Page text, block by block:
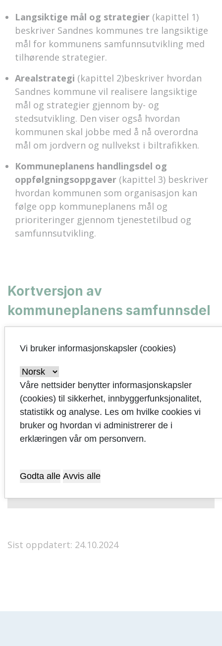
Langsiktige mål og strategier (kapittel 1)
beskriver Sandnes kommunes tre langsiktige
mål for kommunens samfunnsutvikling med
tilhørende strategier.
Arealstrategi (kapittel 2)beskriver hvordan
Sandnes kommune vil realisere langsiktige
mål og strategier gjennom by- og
stedsutvikling. Den viser også hvordan
kommunen skal jobbe med å nå overordna
mål om jordvern og nullvekst i biltrafikken.
Kommuneplanens handlingsdel og
oppfølgningsoppgaver (kapittel 3) beskriver
hvordan kommunen som organisasjon kan
følge opp kommuneplanens mål og
prioriteringer gjennom tjenestetilbud og
samfunnsutvikling.
Kortversjon av
kommuneplanens samfunnsdel
fra samfunnsdelen har har vi også laget en
Les kortversjon av kommuneplanen for
perioden 2023-2038
Sist oppdatert: 24.10.2024
Vi bruker informasjonskapsler (cookies)
Våre nettsider benytter informasjonskapsler
(cookies) til sikkerhet, innbyggerfunksjonalitet,
statistikk og analyse. Les om hvilke cookies vi
bruker og hvordan vi administrerer de i
erklæringen vår om personvern.
Godta alle Avvis alle